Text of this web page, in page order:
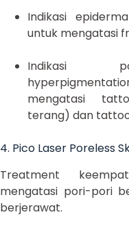
Indikasi
untuk mengatasi
Indikasi
mengatasi
terang) dan
4. Pico Laser Poreless
Treatment
mengatasi pori-pori
berjerawat.